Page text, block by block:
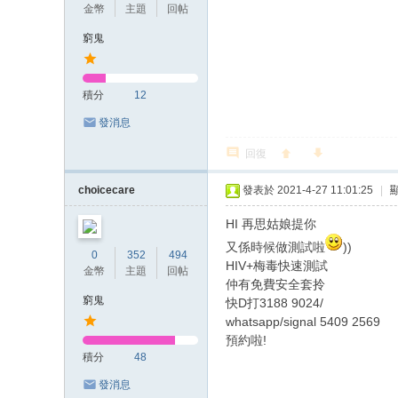
金幣
主題
回帖
窮鬼
積分 12
發消息
回復
choicecare
0
金幣
352
主題
494
回帖
窮鬼
積分 48
發消息
發表於 2021-4-27 11:01:25
HI 再思姑娘提你
又係時候做測試啦
))
HIV+梅毒快速測試
仲有免費安全套拎
快D打3188 9024/
whatsapp/signal 5409 2569
預約啦!